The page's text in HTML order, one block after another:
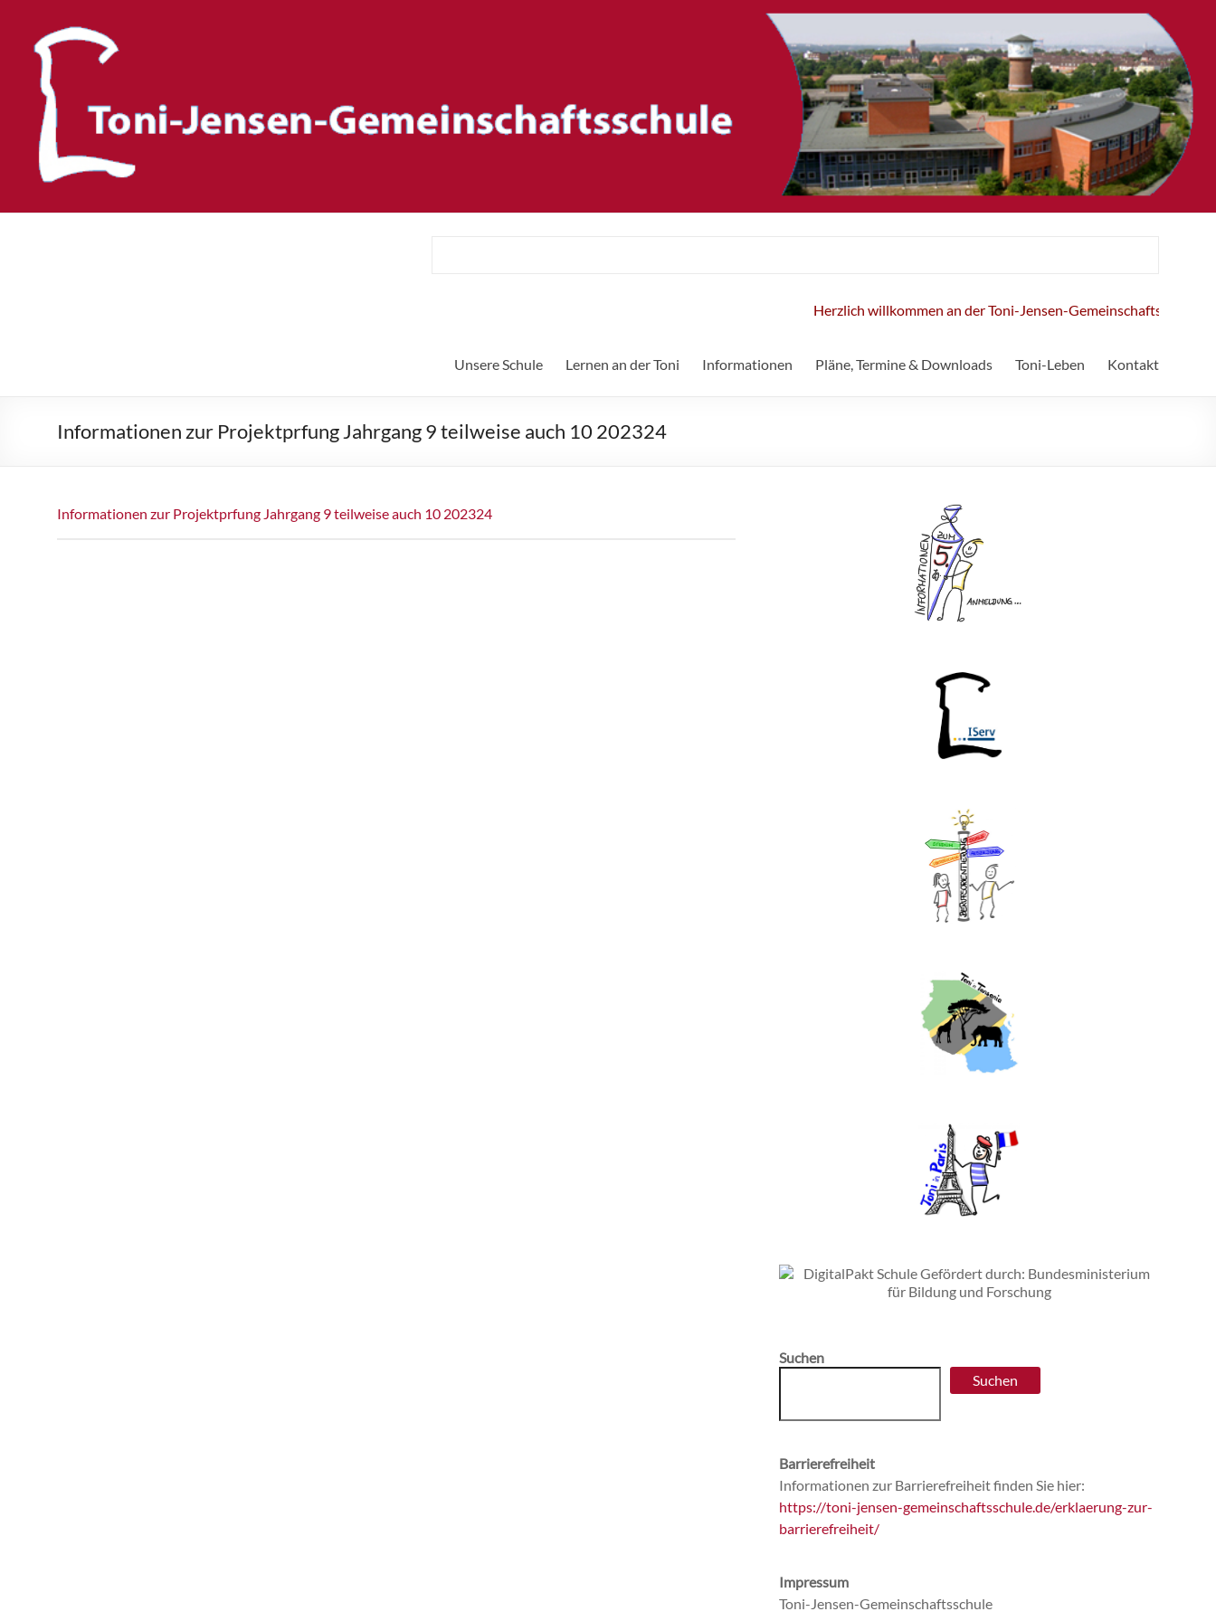
Herzlich willkommen an der Toni-Jensen-Gemeinschaftsschule!
Unsere Schule Lernen an der Toni Informationen Pläne, Termine & Downloads Toni-Leben Kontakt
Informationen zur Projektprfung Jahrgang 9 teilweise auch 10 202324
Informationen zur Projektprfung Jahrgang 9 teilweise auch 10 202324
Suchen
Suchen
Barrierefreiheit
Informationen zur Barrierefreiheit finden Sie hier:
https://toni-jensen-gemeinschaftsschule.de/erklaerung-zur-
barrierefreiheit/
Impressum
Toni-Jensen-Gemeinschaftsschule